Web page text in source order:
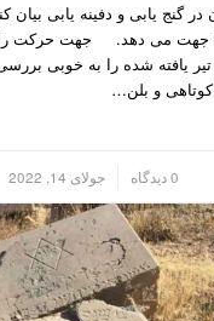
در گنج یابی و دفینه یابی
ما جهت می دهد. جهت حرکت
یافته شده را به خوبی
و بلن…
0 دیدگاه جولای 14, 2022